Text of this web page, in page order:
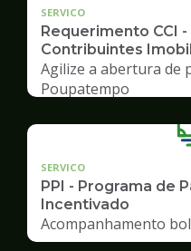
SERVICO
Requerimento CCI
Contribuintes
Agilize a abertura de
Poupatempo
SERVICO
PPI - Programa de
Incentivado
Acompanhamento